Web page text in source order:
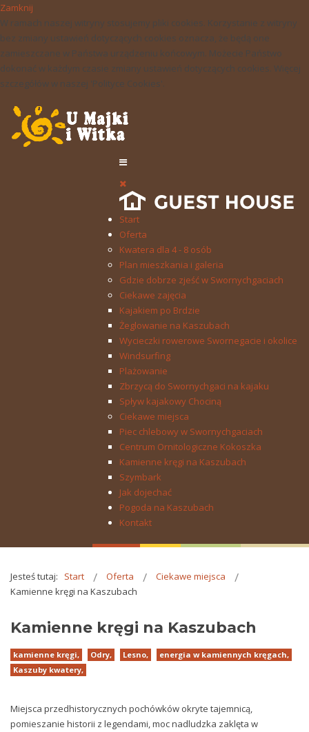
Zamknij
W ramach naszej witryny stosujemy pliki cookies. Korzystanie z witryny
bez zmiany ustawień dotyczących cookies oznacza, że będą one
zamieszczane w Państwa urządzeniu końcowym. Możecie Państwo
dokonać w każdym czasie zmiany ustawień dotyczących cookies. Więcej
szczegółów w naszej 'Polityce Cookies'.
Start
Oferta
Kwatera dla 4 - 8 osób
Plan mieszkania i galeria
Gdzie dobrze zjeść w Swornychgaciach
Ciekawe zajęcia
Kajakiem po Brdzie
Żeglowanie na Kaszubach
Wycieczki rowerowe Swornegacie i okolice
Windsurfing
Plażowanie
Zbrzycą do Swornychgaci na kajaku
Spływ kajakowy Chociną
Ciekawe miejsca
Piec chlebowy w Swornychgaciach
Centrum Ornitologiczne Kokoszka
Kamienne kręgi na Kaszubach
Szymbark
Jak dojechać
Pogoda na Kaszubach
Kontakt
Jesteś tutaj: Start Oferta
Ciekawe miejsca
Kamienne kręgi na Kaszubach
Kamienne kręgi na Kaszubach
kamienne kręgi, Odry, Lesno,
energia w kamiennych kręgach,
Kaszuby kwatery,
Miejsca przedhistorycznych pochówków okryte tajemnicą,
pomieszanie historii z legendami, moc nadludzka zaklęta w